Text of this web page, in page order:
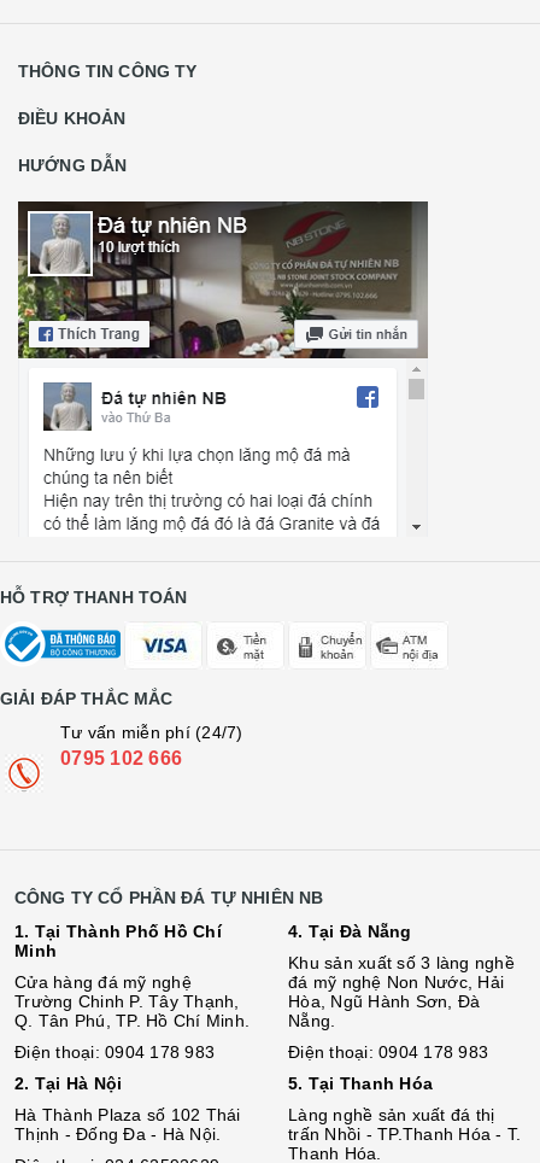
THÔNG TIN CÔNG TY
ĐIỀU KHOẢN
HƯỚNG DẪN
HỖ TRỢ THANH TOÁN
GIẢI ĐÁP THẮC MẮC
Tư vấn miễn phí (24/7)
0795 102 666
CÔNG TY CỔ PHẦN ĐÁ TỰ NHIÊN NB
1. Tại Thành Phố Hồ Chí
Minh
Cửa hàng đá mỹ nghệ
Trường Chinh P. Tây Thạnh,
Q. Tân Phú, TP. Hồ Chí Minh.
Điện thoại: 0904 178 983
2. Tại Hà Nội
Hà Thành Plaza số 102 Thái
Thịnh - Đống Đa - Hà Nội.
4. Tại Đà Nẵng
Khu sản xuất số 3 làng nghề
đá mỹ nghệ Non Nước, Hải
Hòa, Ngũ Hành Sơn, Đà
Nẵng.
Điện thoại: 0904 178 983
5. Tại Thanh Hóa
Làng nghề sản xuất đá thị
trấn Nhồi - TP.Thanh Hóa - T.
Thanh Hóa.